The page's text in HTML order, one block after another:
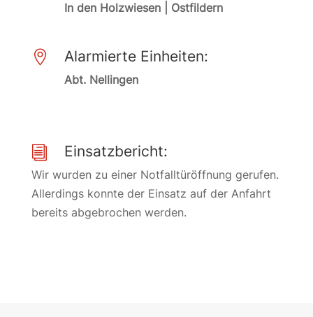
In den Holzwiesen | Ostfildern
 Alarmierte Einheiten:
Abt. Nellingen
i Einsatzbericht:
Wir wurden zu einer Notfalltüröffnung gerufen.
Allerdings konnte der Einsatz auf der Anfahrt
bereits abgebrochen werden.